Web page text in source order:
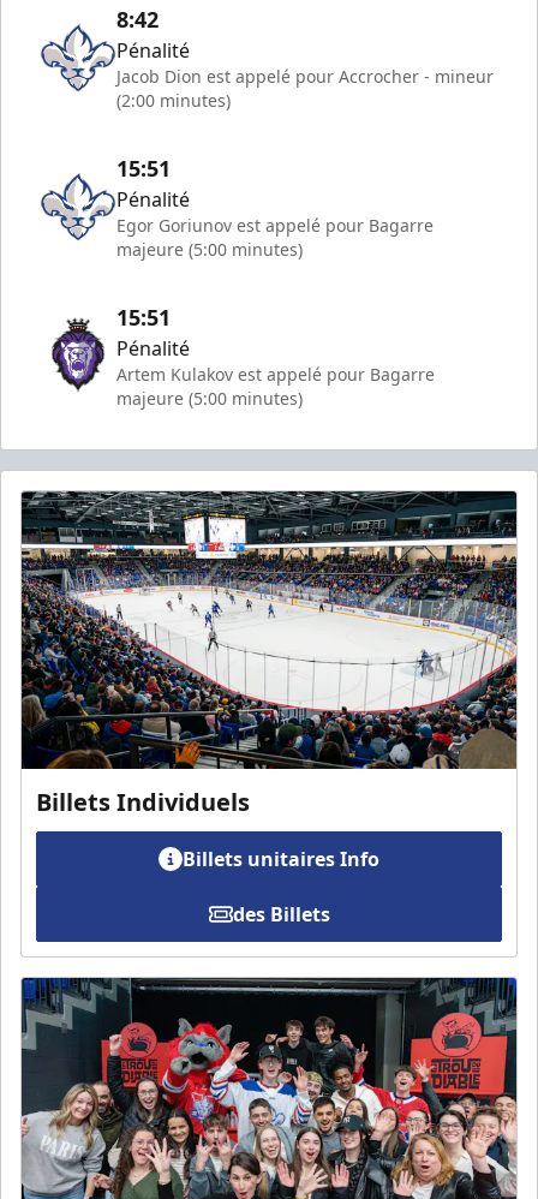
8:42
Pénalité
Jacob Dion est appelé pour Accrocher - mineur
(2:00 minutes)
15:51
Pénalité
Egor Goriunov est appelé pour Bagarre
majeure (5:00 minutes)
15:51
Pénalité
Artem Kulakov est appelé pour Bagarre
majeure (5:00 minutes)
Billets Individuels
Billets unitaires Info
des Billets